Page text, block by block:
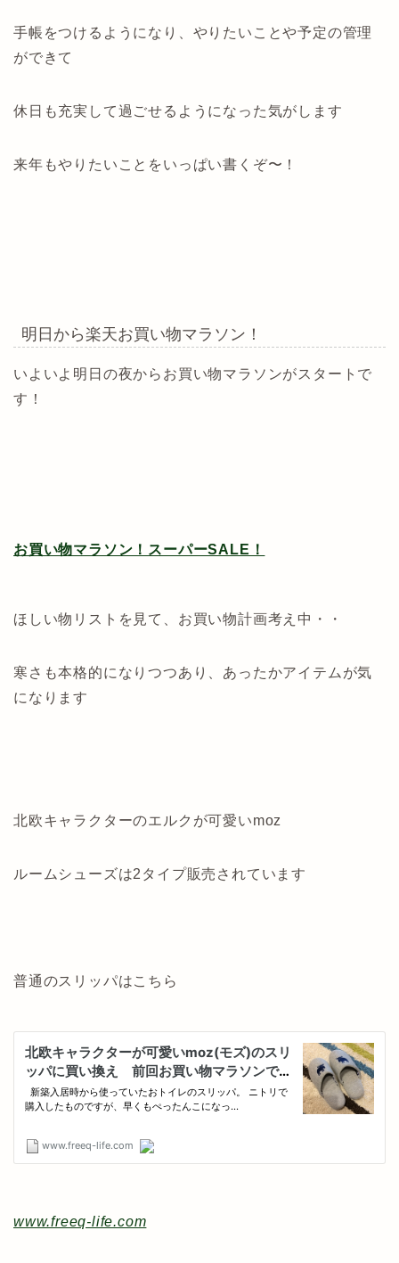
手帳をつけるようになり、やりたいことや予定の管理
ができて
休日も充実して過ごせるようになった気がします
来年もやりたいことをいっぱい書くぞ〜！
明日から楽天お買い物マラソン！
いよいよ明日の夜からお買い物マラソンがスタートで
す！
お買い物マラソン！スーパーSALE！
ほしい物リストを見て、お買い物計画考え中・・
寒さも本格的になりつつあり、あったかアイテムが気
になります
北欧キャラクターのエルクが可愛いmoz
ルームシューズは2タイプ販売されています
普通のスリッパはこちら
www.freeq-life.com